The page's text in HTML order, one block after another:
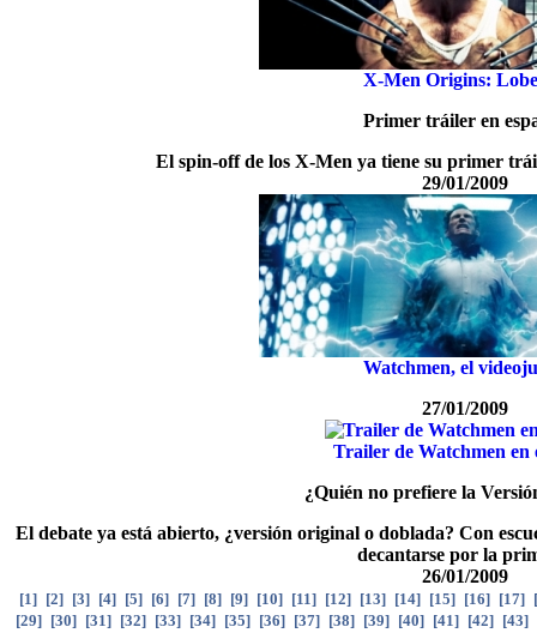
X-Men Origins:
Primer tráiler en
El spin-off de los X-Men ya tiene su primer
29/01/2009
Watchmen, el
27/01/2009
Trailer de Watchmen en
¿Quién no prefiere la
El debate ya está abierto, ¿versión original o doblada? Con
decantarse por la
26/01/2009
[1] [2] [3] [4] [5] [6] [7] [8] [9] [10] [11] [12] [13] [14] [15] [16] [17] [
[29] [30] [31] [32] [33] [34] [35] [36] [37] [38] [39] [40] [41] [42] [43]